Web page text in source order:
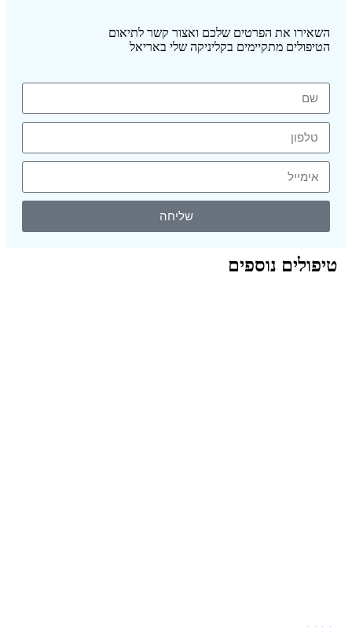
השאירו את הפרטים שלכם ואצור קשר לתיאום
הטיפולים מתקיימים בקליניקה שלי באריאל
שליחה
טיפולים נוספים